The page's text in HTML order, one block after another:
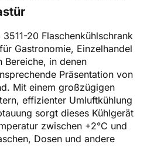
3511-20 Flaschenkühlschrank
Gastronomie, Einzelhandel
Bereiche, in denen
Präsentation von
Mit einem großzügigen
effizienter Umluftkühlung
sorgt dieses Kühlgerät
zwischen +2°C und
Dosen und andere